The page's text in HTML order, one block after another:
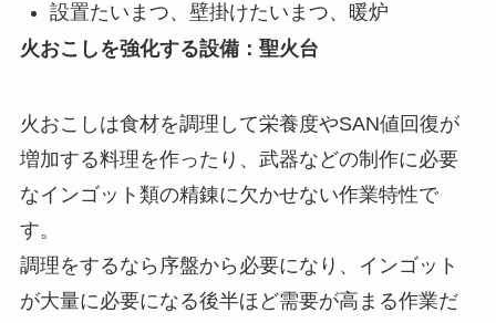
設置たいまつ、壁掛けたいまつ、暖炉
火おこしを強化する設備：聖火台
火おこしは食材を調理して栄養度やSAN値回復が
増加する料理を作ったり、武器などの制作に必要
なインゴット類の精錬に欠かせない作業特性で
す。
調理をするなら序盤から必要になり、インゴット
が大量に必要になる後半ほど需要が高まる作業だ